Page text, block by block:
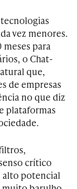
vez menores.
para
o Chat-
que,
de empresas
no que diz
plataformas
crítico
alto potencial